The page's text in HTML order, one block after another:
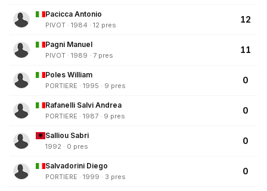
Pacicca Antonio
PIVOT · 1984 · 12 pres
12
Pagni Manuel
PIVOT · 1989 · 7 pres
11
Poles William
PORTIERE · 1995 · 9 pres
0
Rafanelli Salvi Andrea
PORTIERE · 1987 · 9 pres
0
Salliou Sabri
1992 · 0 pres
0
Salvadorini Diego
PORTIERE · 1999 · 3 pres
0